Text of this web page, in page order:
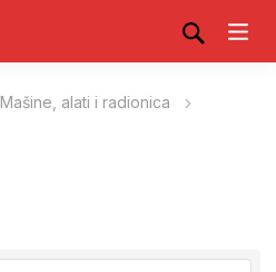
Mašine, alati i radionica